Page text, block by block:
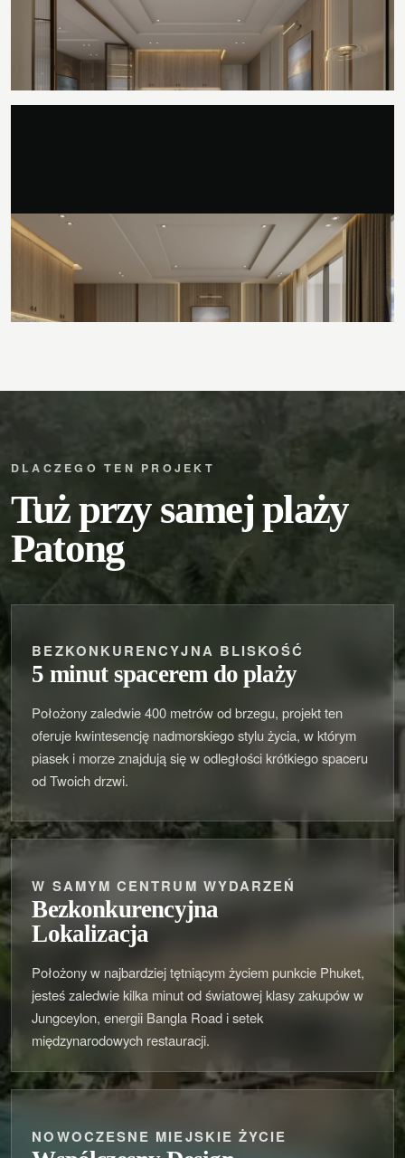
DLACZEGO TEN PROJEKT
Tuż przy samej plaży
Patong
BEZKONKURENCYJNA BLISKOŚĆ
5 minut spacerem do plaży
Położony zaledwie 400 metrów od brzegu, projekt ten
oferuje kwintesencję nadmorskiego stylu życia, w którym
piasek i morze znajdują się w odległości krótkiego spaceru
od Twoich drzwi.
W SAMYM CENTRUM WYDARZEŃ
Bezkonkurencyjna
Lokalizacja
Położony w najbardziej tętniącym życiem punkcie Phuket,
jesteś zaledwie kilka minut od światowej klasy zakupów w
Jungceylon, energii Bangla Road i setek
międzynarodowych restauracji.
NOWOCZESNE MIEJSKIE ŻYCIE